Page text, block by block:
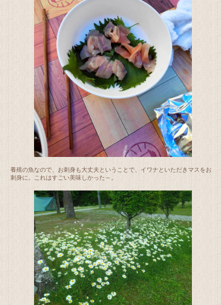
養殖の魚なので、お刺身も大丈夫ということで、イワナといただきマスをお
刺身に。これはすごい美味しかった～。